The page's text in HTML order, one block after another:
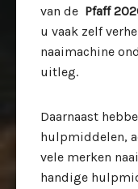
van de Pfaff
u vaak zelf
naaimachine
uitleg.
Daarnaast
hulpmiddelen,
vele merken
handige